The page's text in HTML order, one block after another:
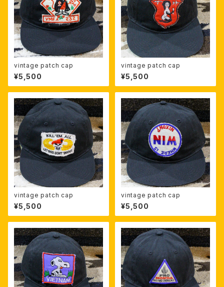
vintage patch cap
¥5,500
vintage patch cap
¥5,500
vintage patch cap
¥5,500
vintage patch cap
¥5,500